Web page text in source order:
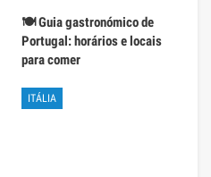
🍽️ Guia gastronómico de
Portugal: horários e locais
para comer
ITÁLIA